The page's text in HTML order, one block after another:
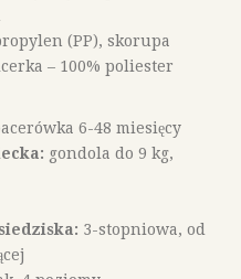
(PP), skorupa
– 100% poliester
6-48 miesięcy
gondola do 9 kg,
3-stopniowa, od